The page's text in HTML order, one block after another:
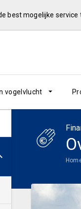
best mogelijke
vogelvlucht